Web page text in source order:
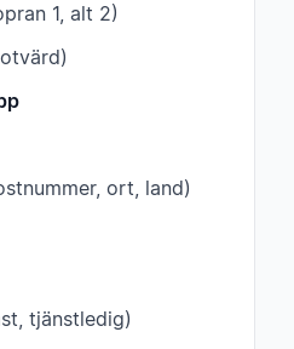
1, alt 2)
ort, land)
tjänstledig)